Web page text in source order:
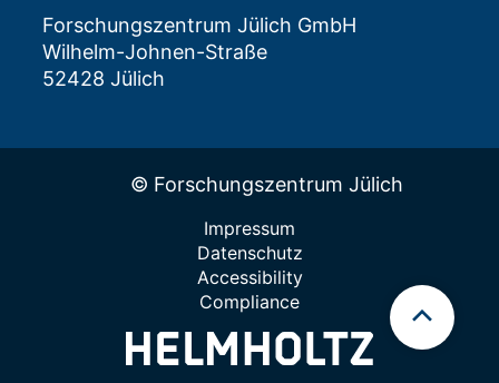
Forschungszentrum Jülich GmbH
Wilhelm-Johnen-Straße
52428 Jülich
© Forschungszentrum Jülich
Impressum
Datenschutz
Accessibility
Compliance